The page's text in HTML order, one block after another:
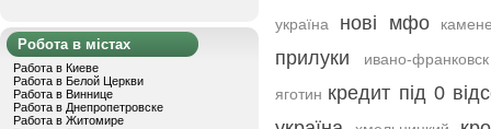
Робота в містах
Работа в Киеве
Работа в Белой Церкви
Работа в Виннице
Работа в Днепропетровске
Работа в Житомире
україна
нові мфо
прилуки
ивано-франковск
яготин кредит під 0